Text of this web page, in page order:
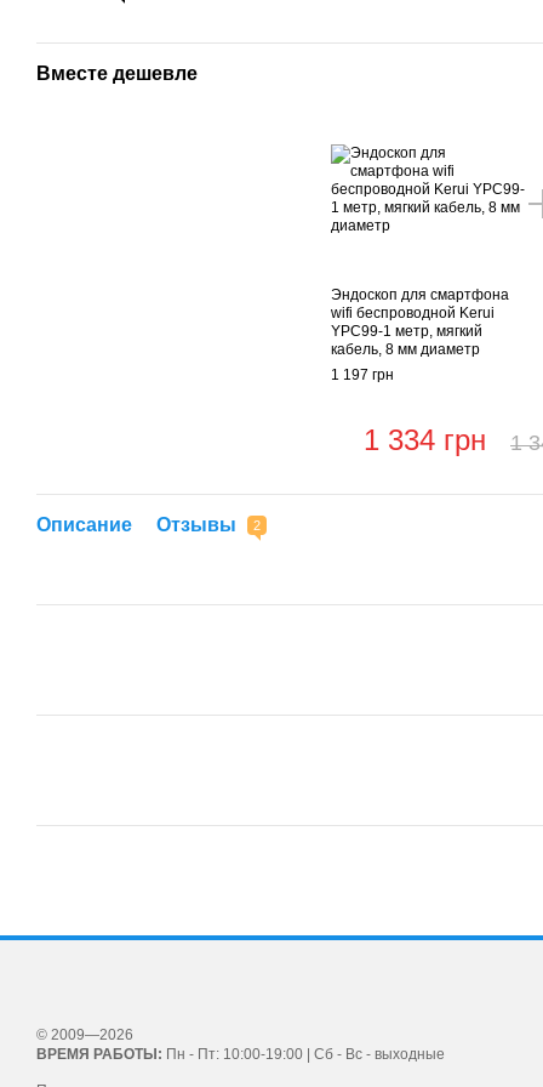
Вместе дешевле
Эндоскоп для смартфона
wifi беспроводной Kerui
YPC99-1 метр, мягкий
кабель, 8 мм диаметр
1 197 грн
1 334 грн 1
Описание Отзывы 2
© 2009—2026
ВРЕМЯ РАБОТЫ: Пн - Пт: 10:00-19:00 | Сб - Вс - выходные